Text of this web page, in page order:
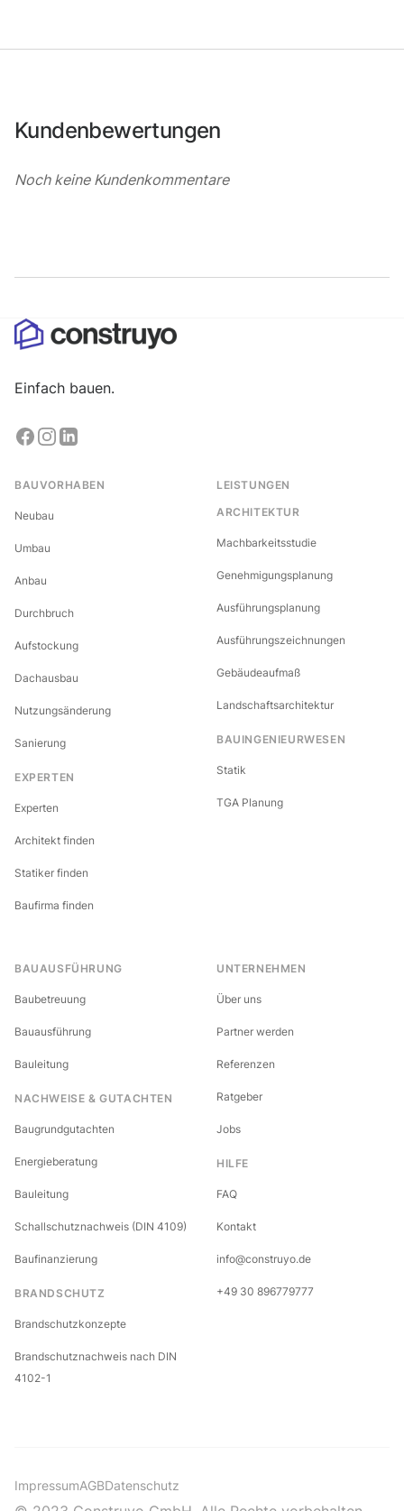
Kundenbewertungen
Noch keine Kundenkommentare
Einfach bauen.
BAUVORHABEN
Neubau
Umbau
Anbau
Durchbruch
Aufstockung
Dachausbau
Nutzungsänderung
Sanierung
EXPERTEN
Experten
Architekt finden
Statiker finden
Baufirma finden
LEISTUNGEN
ARCHITEKTUR
Machbarkeitsstudie
Genehmigungsplanung
Ausführungsplanung
Ausführungszeichnungen
Gebäudeaufmaß
Landschaftsarchitektur
BAUINGENIEURWESEN
Statik
TGA Planung
BAUAUSFÜHRUNG
Baubetreuung
Bauausführung
Bauleitung
NACHWEISE & GUTACHTEN
Baugrundgutachten
Energieberatung
Bauleitung
Schallschutznachweis (DIN 4109)
Baufinanzierung
BRANDSCHUTZ
Brandschutzkonzepte
Brandschutznachweis nach DIN
4102-1
UNTERNEHMEN
Über uns
Partner werden
Referenzen
Ratgeber
Jobs
HILFE
FAQ
Kontakt
info@construyo.de
+49 30 896779777
ImpressumAGBDatenschutz